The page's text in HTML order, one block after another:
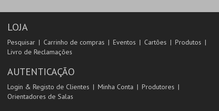
COMPRAR
LOJA
Pesquisar Carrinho de compras Eventos Cartões
Produtos
Livro de Reclamações
AUTENTICAÇÃO
Login & Registo de Clientes Minha Conta
Produtores
Orientadores de Salas